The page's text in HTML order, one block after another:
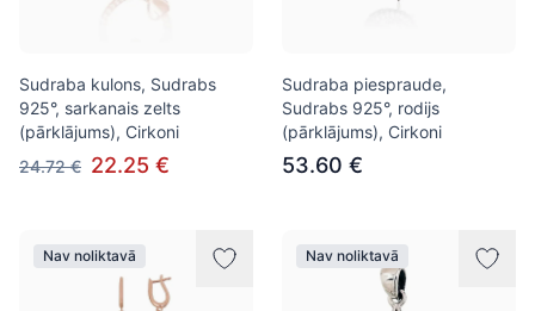
Sudraba kulons, Sudrabs
925°, sarkanais zelts
(pārklājums), Cirkoni
24.72 € 22.25 €
Sudraba piespraude,
Sudrabs 925°, rodijs
(pārklājums), Cirkoni
53.60 €
Nav noliktavā Nav noliktavā